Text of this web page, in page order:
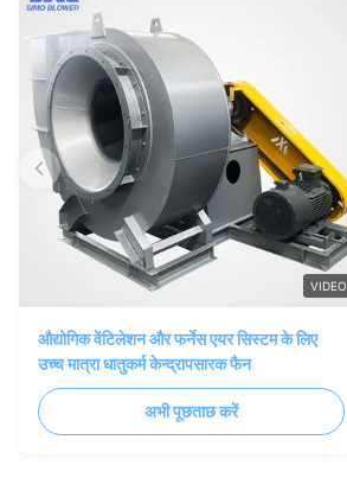
VIDEO
औद्योगिक वेंटिलेशन और फर्नेस एयर सिस्टम के लिए
उच्च मात्रा धातुकर्म केन्द्रापसारक फैन
अभी पूछताछ करें